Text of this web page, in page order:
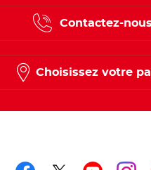
Contactez-nous
Choisissez votre